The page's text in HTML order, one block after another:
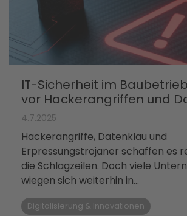
IT-Sicherheit im
vor Hackerangriffen und
4.7.2025
Hackerangriffe, Datenklau und
Erpressungstrojaner schaffen es
die Schlagzeilen. Doch viele
wiegen sich weiterhin in...
Digitalisierung & Innovationen